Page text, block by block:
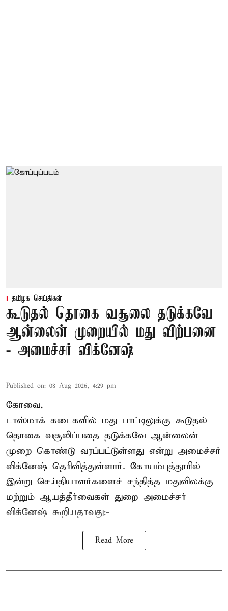
தமிழக செய்திகள்
கூடுதல் தொகை வசூலை தடுக்கவே
ஆன்லைன் முறையில் மது விற்பனை
- அமைச்சர் விக்னேஷ்
Published on: 08 Aug 2026, 4:29 pm
கோவை,
டாஸ்மாக் கடைகளில் மது பாட்டிலுக்கு கூடுதல்
தொகை வசூலிப்பதை தடுக்கவே ஆன்லைன்
முறை கொண்டு வரப்பட்டுள்ளது என்று அமைச்சர்
விக்னேஷ் தெரிவித்துள்ளார். கோயம்புத்தூரில்
இன்று செய்தியாளர்களைச் சந்தித்த மதுவிலக்கு
மற்றும் ஆயத்தீர்வைகள் துறை அமைச்சர்
விக்னேஷ் கூறியதாவது:-
Read More